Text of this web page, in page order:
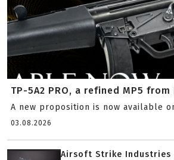
TP-5A2 PRO, a refined MP5 from
A new proposition is now available
03.08.2026
Airsoft Strike Industries